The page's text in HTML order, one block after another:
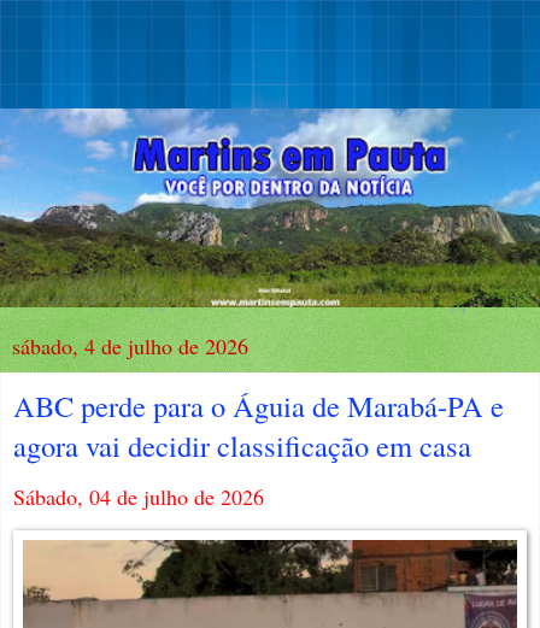
sábado, 4 de julho de 2026
ABC perde para o Águia de Marabá-PA e
agora vai decidir classificação em casa
Sábado, 04 de julho de 2026